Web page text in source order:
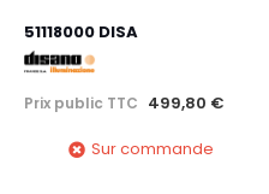
51118000 DISA
Prix public TTC 499,80 €
Sur commande